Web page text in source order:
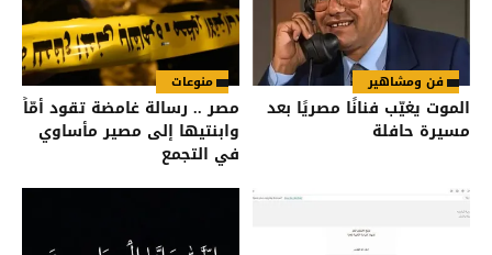
فن ومشاهير
الموت يغيّب فنانًا مصريًا بعد
مسيرة حافلة
منوعات
مصر .. رسالة غامضة تقود أمّاً
وابنتيها إلى مصير مأساوي
في التجمع